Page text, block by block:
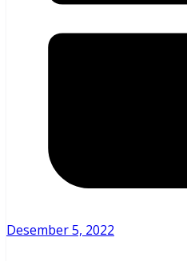
Desember 5, 2022